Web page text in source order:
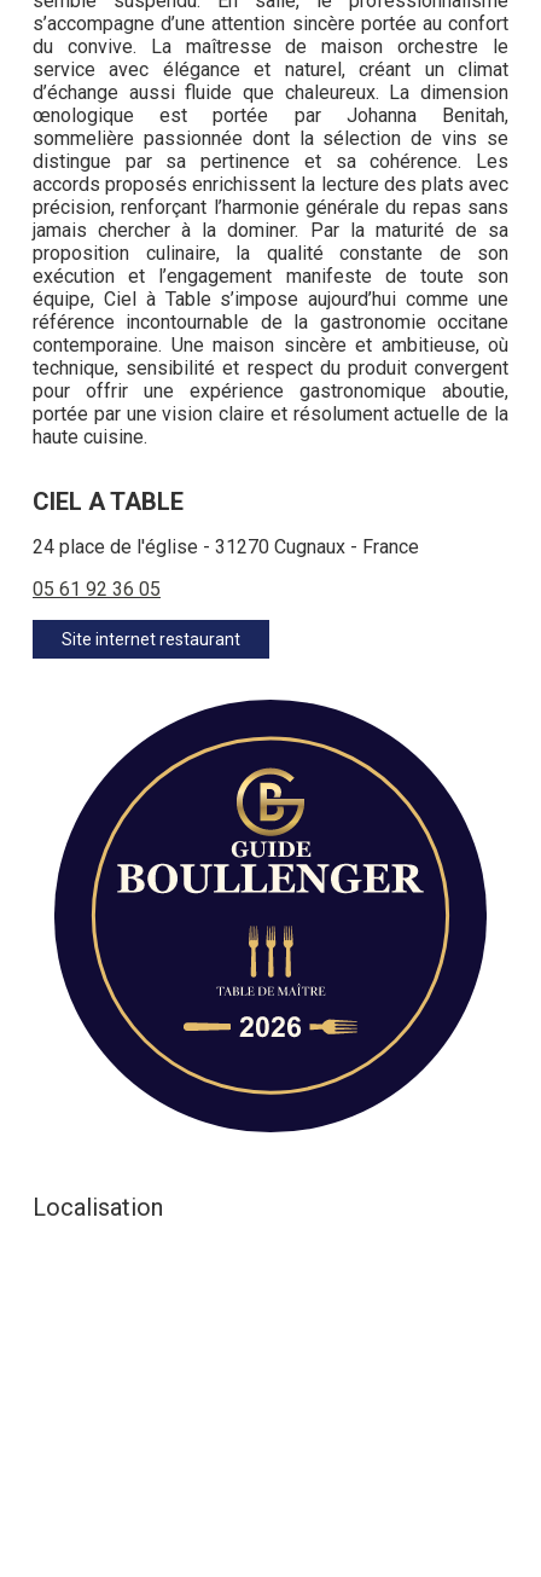
s’accompagne d’une attention sincère portée au confort
du convive. La maîtresse de maison orchestre le
service avec élégance et naturel, créant un climat
d’échange aussi fluide que chaleureux. La dimension
œnologique est portée par Johanna Benitah,
sommelière passionnée dont la sélection de vins se
distingue par sa pertinence et sa cohérence. Les
accords proposés enrichissent la lecture des plats avec
précision, renforçant l’harmonie générale du repas sans
jamais chercher à la dominer. Par la maturité de sa
proposition culinaire, la qualité constante de son
exécution et l’engagement manifeste de toute son
équipe, Ciel à Table s’impose aujourd’hui comme une
référence incontournable de la gastronomie occitane
contemporaine. Une maison sincère et ambitieuse, où
technique, sensibilité et respect du produit convergent
pour offrir une expérience gastronomique aboutie,
portée par une vision claire et résolument actuelle de la
haute cuisine.
CIEL A TABLE
24 place de l'église - 31270 Cugnaux - France
05 61 92 36 05
Site internet restaurant
Localisation